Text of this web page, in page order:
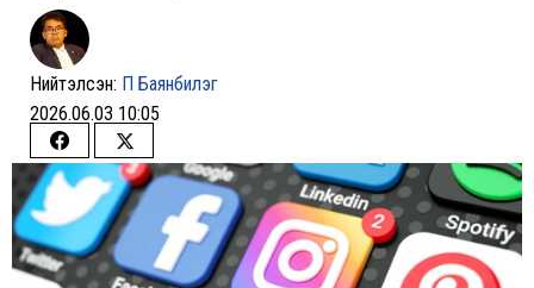
Нийтэлсэн: П Баянбилэг
2026.06.03 10:05
Share
on
Facebook
Share
on
Twitter